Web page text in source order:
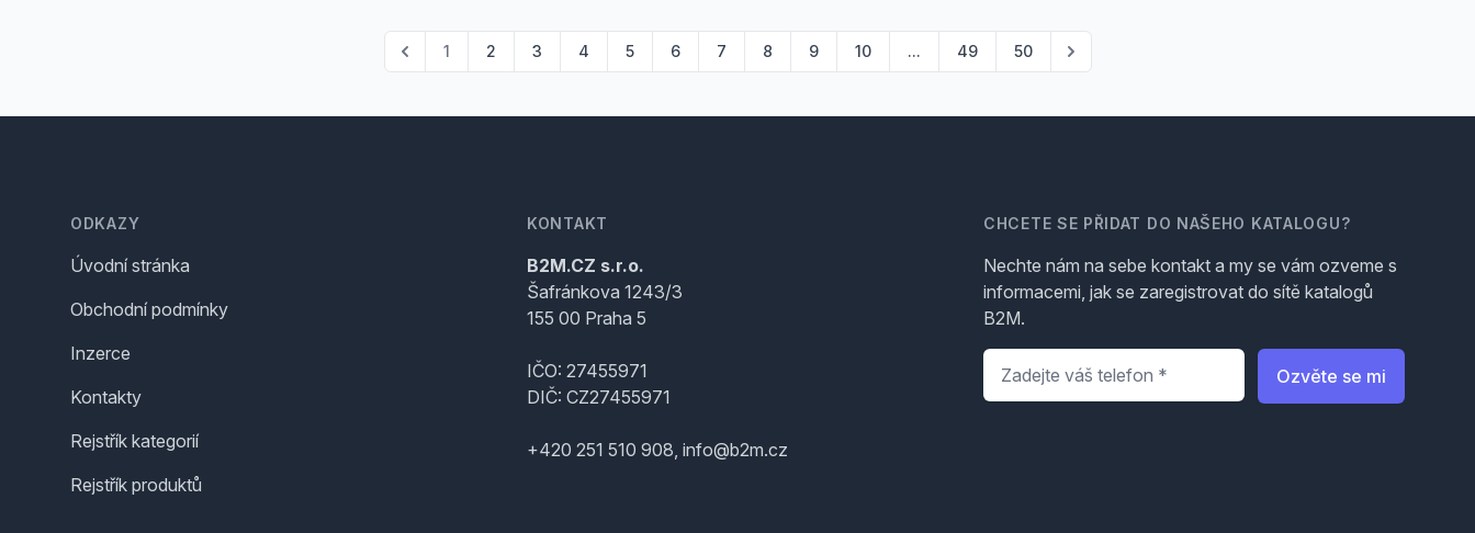
1 2 3 4 5 6 7 8 9 10 ... 49 50
ODKAZY
Úvodní stránka
Obchodní podmínky
Inzerce
Kontakty
Rejstřík kategorií
Rejstřík produktů
KONTAKT
B2M.CZ s.r.o.
Šafránkova 1243/3
155 00 Praha 5
IČO: 27455971
DIČ: CZ27455971
+420 251 510 908, info@b2m.cz
CHCETE SE PŘIDAT DO NAŠEHO KATALOGU?
Nechte nám na sebe kontakt a my se vám ozveme s
informacemi, jak se zaregistrovat do sítě katalogů
B2M.
Telefon
Ozvěte se mi